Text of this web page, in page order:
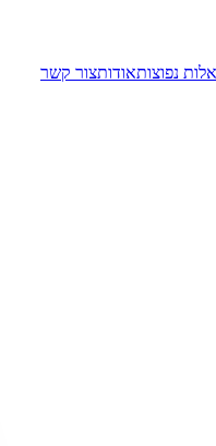
נפוצותאודותצור קשר